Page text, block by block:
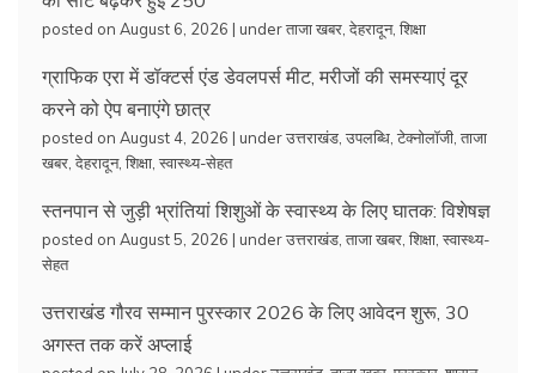
posted on August 6, 2026 | underताजा खबर देहरादून, शिक्षा
ग्राफिक एरा में डॉक्टर्स एंड डेवलपर्स मीट, मरीजों की समस्याएं दूर
करने को ऐप बनाएंगे छात्र
posted on August 4, 2026 | underउत्तराखंड उपलब्धि टेक्नोलॉजी ताजा
खबर देहरादून, शिक्षा स्वास्थ्य-सेहत
स्तनपान से जुड़ी भ्रांतियां शिशुओं के स्वास्थ्य के लिए घातक: विशेषज्ञ
posted on August 5, 2026 | underउत्तराखंड ताजा खबर शिक्षा स्वास्थ्य-
सेहत
उत्तराखंड गौरव सम्मान पुरस्कार 2026 के लिए आवेदन शुरू, 30
अगस्त तक करें अप्लाई